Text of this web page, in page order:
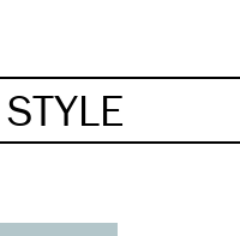
STYLE